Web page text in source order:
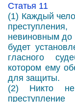
Статья 11
(1) Каждый
невиновным до
будет
гласного
котором ему
для защиты.
(2) Никто